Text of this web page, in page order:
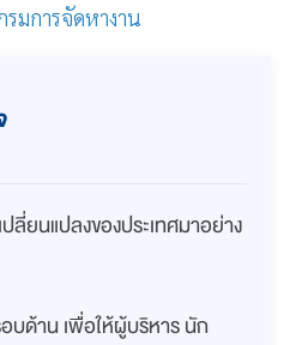
รมการจัดหางาน
ยนแปลงของประเทศมาอย่าง
ด้าน เพื่อให้ผู้บริหาร นัก